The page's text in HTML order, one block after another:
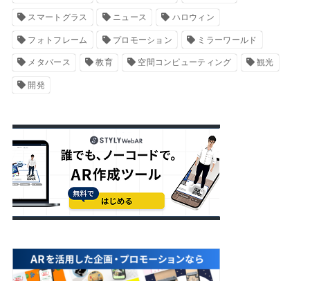
スマートグラス ニュース ハロウィン
フォトフレーム プロモーション ミラーワールド
メタバース 教育 空間コンピューティング 観光
開発